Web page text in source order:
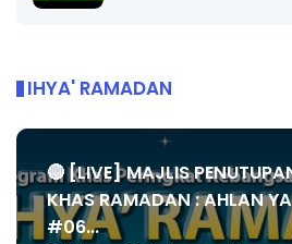
IHYA' RAMADAN
🔴 [LIVE] MAJLIS
KHAS RAMADAN : AHLAN
#06...